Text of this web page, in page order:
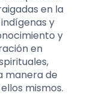
en la
y
y
en
manera de
mismos.